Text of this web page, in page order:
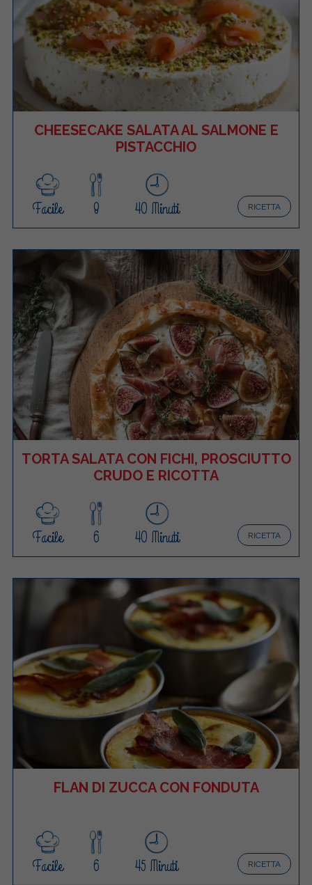
CHEESECAKE SALATA AL SALMONE E
PISTACCHIO
RICETTA
Facile 8 40 Minuti
TORTA SALATA CON FICHI, PROSCIUTTO
CRUDO E RICOTTA
RICETTA
Facile 6 40 Minuti
FLAN DI ZUCCA CON FONDUTA
RICETTA
Facile 6 45 Minuti